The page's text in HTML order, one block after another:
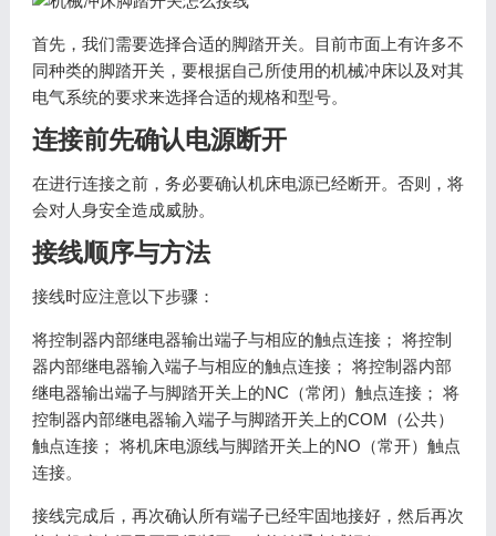
首先，我们需要选择合适的脚踏开关。目前市面上有许多不
同种类的脚踏开关，要根据自己所使用的机械冲床以及对其
电气系统的要求来选择合适的规格和型号。
连接前先确认电源断开
在进行连接之前，务必要确认机床电源已经断开。否则，将
会对人身安全造成威胁。
接线顺序与方法
接线时应注意以下步骤：
将控制器内部继电器输出端子与相应的触点连接； 将控制
器内部继电器输入端子与相应的触点连接； 将控制器内部
继电器输出端子与脚踏开关上的NC（常闭）触点连接； 将
控制器内部继电器输入端子与脚踏开关上的COM（公共）
触点连接； 将机床电源线与脚踏开关上的NO（常开）触点
连接。
接线完成后，再次确认所有端子已经牢固地接好，然后再次